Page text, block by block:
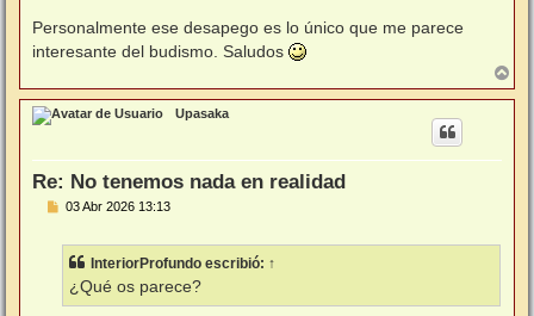
Personalmente ese desapego es lo único que me parece
interesante del budismo. Saludos
r
r
Upasaka
Re: No tenemos nada en realidad
M
03 Abr 2026 13:13
InteriorProfundo escribió: ↑
¿Qué os parece?